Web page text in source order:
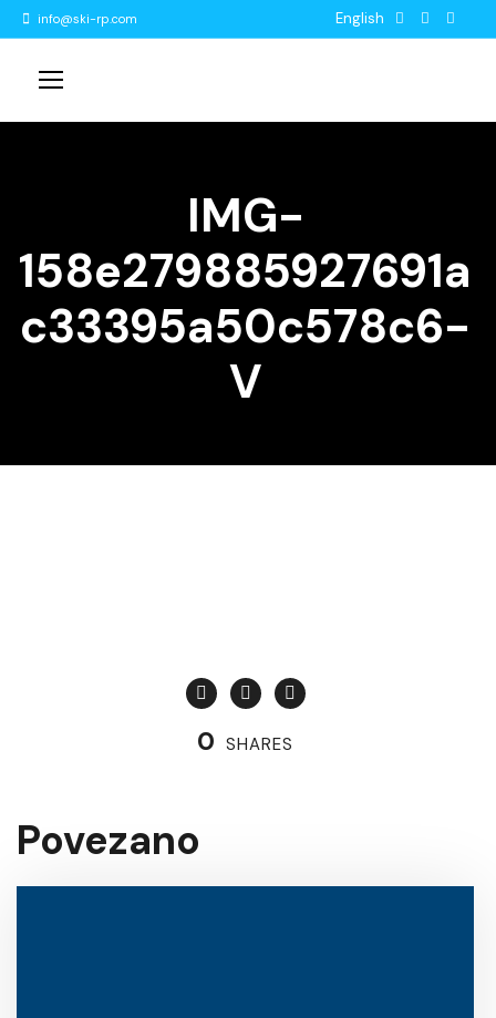
info@ski-rp.com English
IMG-
158e279885927691a
c33395a50c578c6-
V
0 SHARES
Povezano